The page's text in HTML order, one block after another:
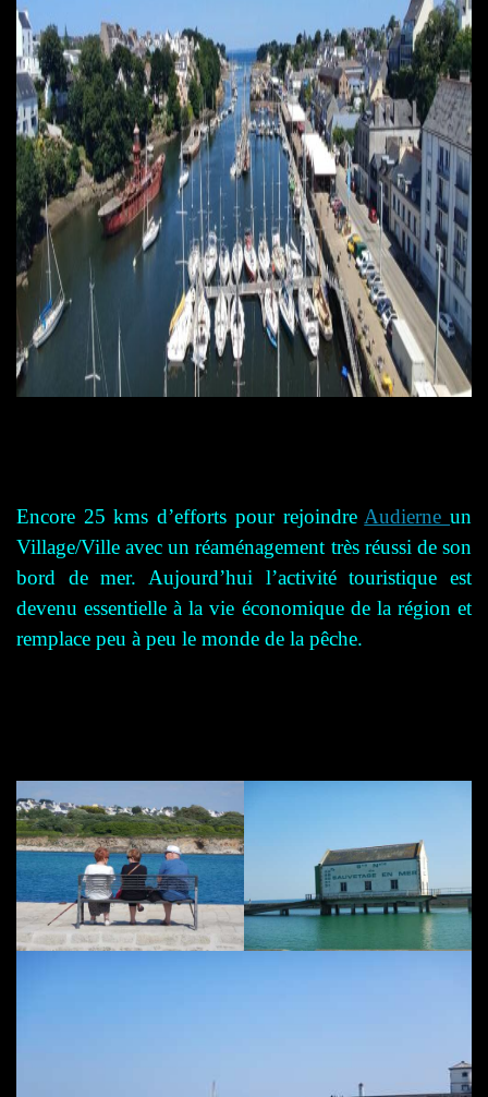
Encore 25 kms d’efforts pour rejoindre Audierneun
Village/Villeavec un réaménagement très réussi de son
bord de mer. Aujourd’hui l’activité touristique est
devenu essentielle à la vie économique de la région et
remplace peu à peu le monde de la pêche.